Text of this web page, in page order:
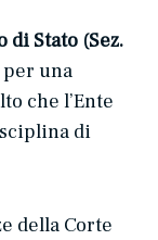
di Stato (Sez.
una
che l’Ente
di
della Corte